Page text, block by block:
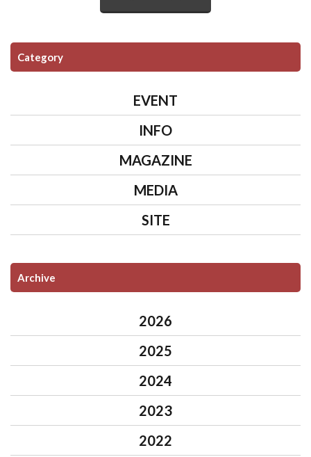
Category
EVENT
INFO
MAGAZINE
MEDIA
SITE
Archive
2026
2025
2024
2023
2022